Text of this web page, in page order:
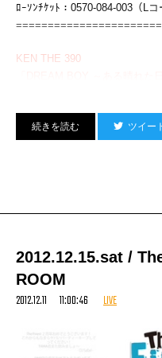
ﾛｰｿﾝﾁｹｯﾄ：0570-084-003（Lコ
KEN THE 390
※入場時にﾄﾞﾘﾝｸ代が別途必要
※オールスタンディング
会場: 心斎橋CONPASS
オープニングアクト: KLOOZ,
Guest : ERONE,MINT,etc…
名古屋会場
OPEN: 18:00 START: 19:00
ツイー
2012.12.15.sat /
ROOM
2012.12.11 11:00:46 LIVE